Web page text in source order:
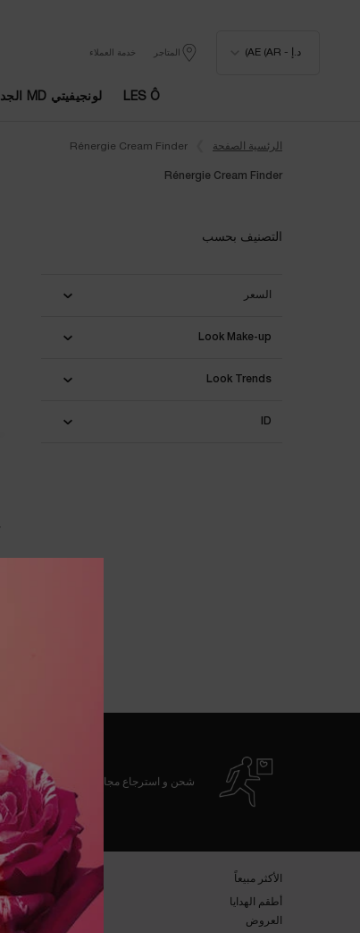
د.إ - AE (AR) المتاجر خدمة العملاء
LES Ô لونجيفيتي MD الجديد
الرئسية الصفحة
Rénergie Cream Finder
Rénergie Cream Finder
التصنيف بحسب
السعر
Look Make-up
Look Trends
ID
شحن و استرجاع مجاني
​الأكثر مبيعاً​
أطقم الهدايا​
العروض​
الأسئلة المتكرّرة​
الشحن والإرجاع​